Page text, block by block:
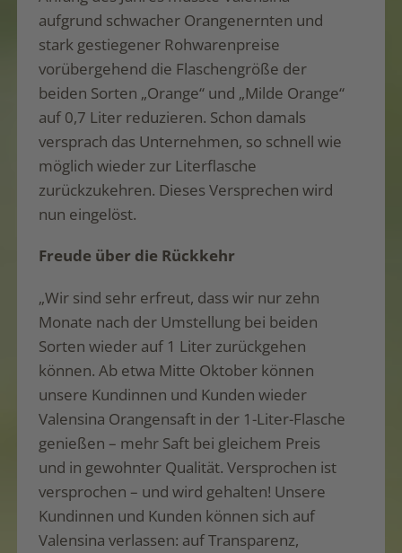
aufgrund schwacher Orangenernten und
stark gestiegener Rohwarenpreise
vorübergehend die Flaschengröße der
beiden Sorten „Orange“ und „Milde Orange“
auf 0,7 Liter reduzieren. Schon damals
versprach das Unternehmen, so schnell wie
möglich wieder zur Literflasche
zurückzukehren. Dieses Versprechen wird
nun eingelöst.
Freude über die Rückkehr
„Wir sind sehr erfreut, dass wir nur zehn
Monate nach der Umstellung bei beiden
Sorten wieder auf 1 Liter zurückgehen
können. Ab etwa Mitte Oktober können
unsere Kundinnen und Kunden wieder
Valensina Orangensaft in der 1-Liter-Flasche
genießen – mehr Saft bei gleichem Preis
und in gewohnter Qualität. Versprochen ist
versprochen – und wird gehalten! Unsere
Kundinnen und Kunden können sich auf
Valensina verlassen: auf Transparenz,